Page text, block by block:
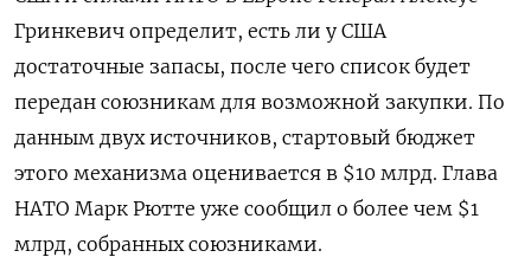
Гринкевич определит, есть ли у США
достаточные запасы, после чего список будет
передан союзникам для возможной закупки. По
данным двух источников, стартовый бюджет
этого механизма оценивается в $10 млрд. Глава
НАТО Марк Рютте уже сообщил о более чем $1
млрд, собранных союзниками.